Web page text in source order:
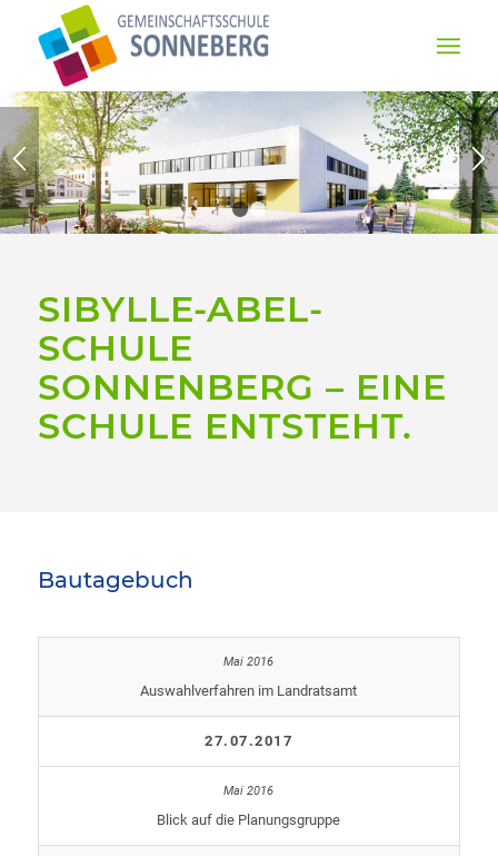
1 2
SIBYLLE-ABEL-
SCHULE
SONNENBERG – EINE
SCHULE ENTSTEHT.
Bautagebuch
Auswahlverfahren im Landratsamt
27.07.2017
Blick auf die Planungsgruppe